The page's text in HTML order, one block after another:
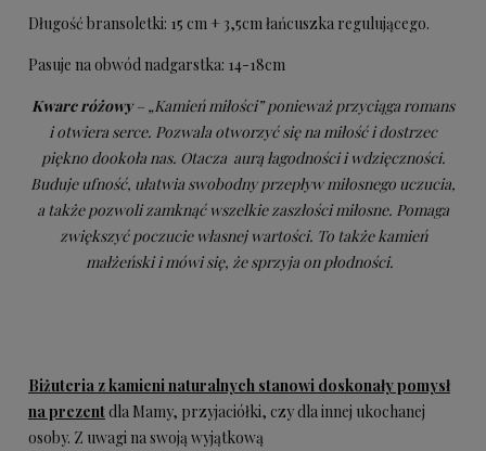
Długość bransoletki: 15 cm + 3,5cm łańcuszka regulującego.
Pasuje na obwód nadgarstka: 14-18cm
Kwarc różowy – „Kamień miłości”ponieważ przyciąga romans
i otwiera serce. Pozwala otworzyć się na miłość i dostrzec
piękno dookoła nas. Otacza aurą łagodności i wdzięczności.
Buduje ufność, ułatwia swobodny przepływ miłosnego uczucia,
a także pozwoli zamknąć wszelkie zaszłości miłosne. Pomaga
zwiększyć poczucie własnej wartości. To także kamień
małżeński i mówi się, że sprzyja on płodności.
Biżuteria z kamieni naturalnych stanowi doskonały pomysł
na prezentdla Mamy, przyjaciółki, czy dla innej ukochanej
osoby. Z uwagi na swoją wyjątkową